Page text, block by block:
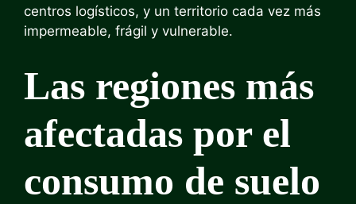
centros logísticos, y un territorio cada vez más
impermeable, frágil y vulnerable.
Las regiones más
afectadas por el
consumo de suelo